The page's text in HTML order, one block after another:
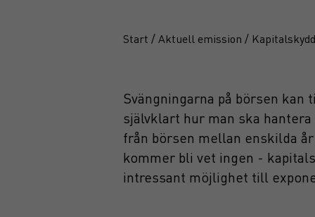
Start /Aktuell emission / Kapitalskydd
Svängningarna på börsen
självklart hur man ska
från börsen mellan enskilda
kommer bli vet ingen -
intressant möjlighet till